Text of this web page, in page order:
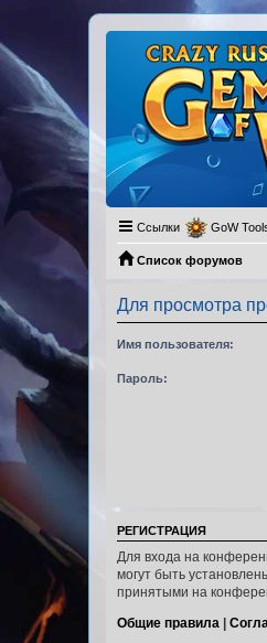
Ссылки GoW
Список форумов
Для просмотра
Имя пользователя:
Пароль:
РЕГИСТРАЦИЯ
Для входа на
могут быть
принятыми на
Общие правила |